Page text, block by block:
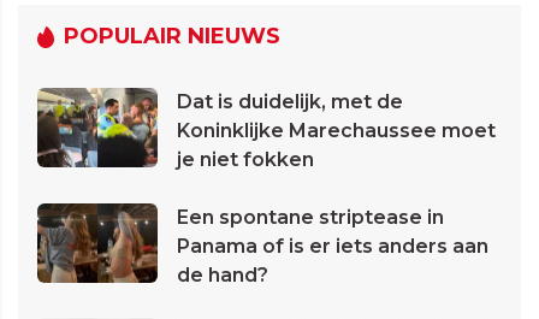
POPULAIR NIEUWS
Dat is duidelijk, met de
Koninklijke Marechaussee moet
je niet fokken
Een spontane striptease in
Panama of is er iets anders aan
de hand?